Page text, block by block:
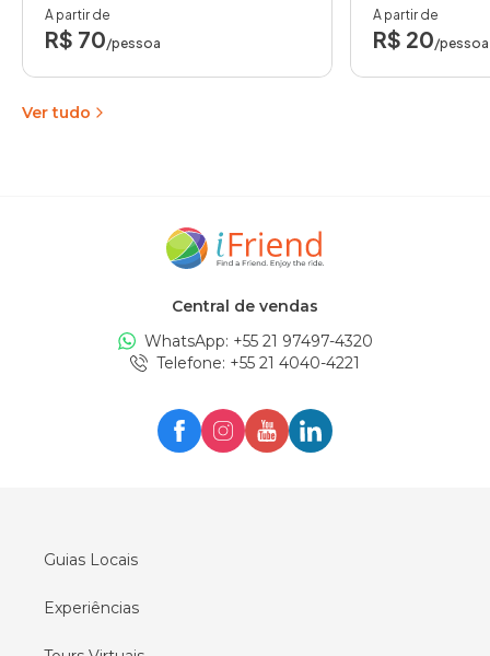
A partir de
R$ 70/pessoa
A partir de
R$ 20/pessoa
Ver tudo
Central de vendas
WhatsApp: +55 21 97497-4320
Telefone: +55 21 4040-4221
Guias Locais
Experiências